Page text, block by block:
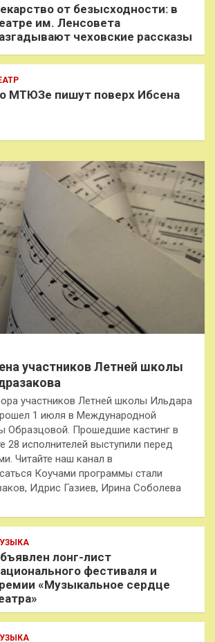
от безысходности: в
им. Ленсовета
чеховские рассказы
МТЮЗе пишут поверх Ибсена
участников Летней школы
участников Летней школы Ильдара
1 июля в Международной
Образцовой. Прошедшие кастинг в
28 исполнителей выступили перед
Читайте наш канал в
Коучами программы стали
Идрис Газиев, Ирина Соболева
лонг-лист
фестиваля и
«Музыкальное сердце